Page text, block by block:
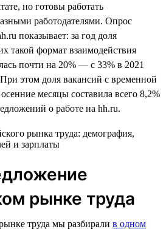
но готовы работать
работодателями. Опрос
показывает: за год доля
такой формат взаимодействия
почти на 20% — с 33% в 2021
этом доля вакансий с временной
месяцы составила всего 8,2%
о работе на hh.ru.
рынке труда
труда мы разбирали в одном